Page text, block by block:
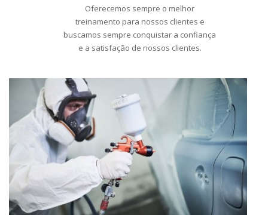
Oferecemos sempre o melhor
treinamento para nossos clientes e
buscamos sempre conquistar a confiança
e a satisfação de nossos clientes.